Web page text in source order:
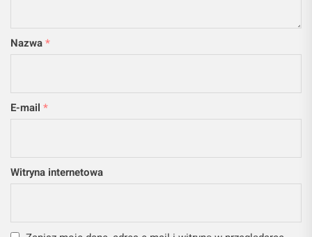
Nazwa*
E-mail *
Witryna internetowa